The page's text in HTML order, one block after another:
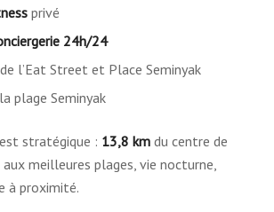
privé
24h/24
l’Eat Street et Place Seminyak
plage Seminyak
stratégique : 13,8 kmdu centre de
aux meilleures plages, vie nocturne,
à proximité.